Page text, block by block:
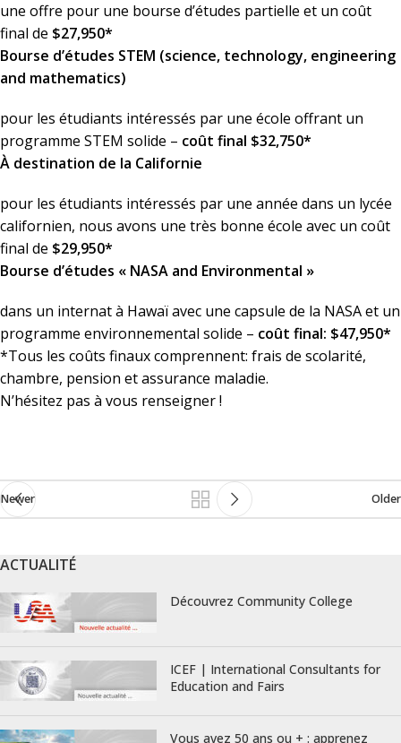
une offre pour une bourse d’études partielle et un coût
final de $27,950*
Bourse d’études STEM (science, technology, engineering
and mathematics)
pour les étudiants intéressés par une école offrant un
programme STEM solide – coût final $32,750*
À destination de la Californie
pour les étudiants intéressés par une année dans un lycée
californien, nous avons une très bonne école avec un coût
final de $29,950*
Bourse d’études « NASA and Environmental »
dans un internat à Hawaï avec une capsule de la NASA et un
programme environnemental solide – coût final: $47,950*
*Tous les coûts finaux comprennent: frais de scolarité,
chambre, pension et assurance maladie.
N’hésitez pas à vous renseigner !
Newer Older
ACTUALITÉ
Découvrez Community College
ICEF | International Consultants for
Education and Fairs
Vous avez 50 ans ou + : apprenez